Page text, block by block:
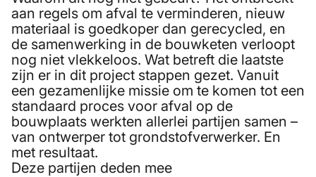
aan regels om afval te verminderen, nieuw
materiaal is goedkoper dan gerecycled, en
de samenwerking in de bouwketen verloopt
nog niet vlekkeloos. Wat betreft die laatste
zijn er in dit project stappen gezet. Vanuit
een gezamenlijke missie om te komen tot een
standaard proces voor afval op de
bouwplaats werkten allerlei partijen samen –
van ontwerper tot grondstofverwerker. En
met resultaat.
Deze partijen deden mee